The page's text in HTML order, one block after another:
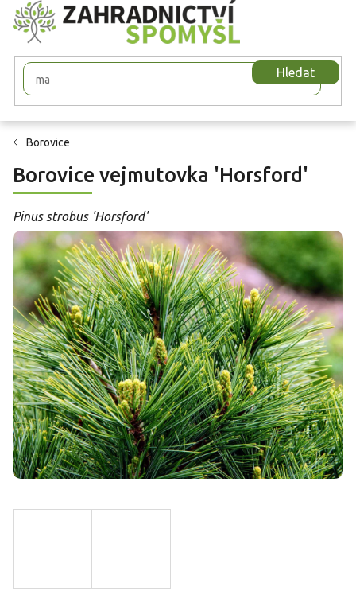
Přejít
na
obsah
Hledat
Borovice
Borovice vejmutovka 'Horsford'
Pinus strobus 'Horsford'